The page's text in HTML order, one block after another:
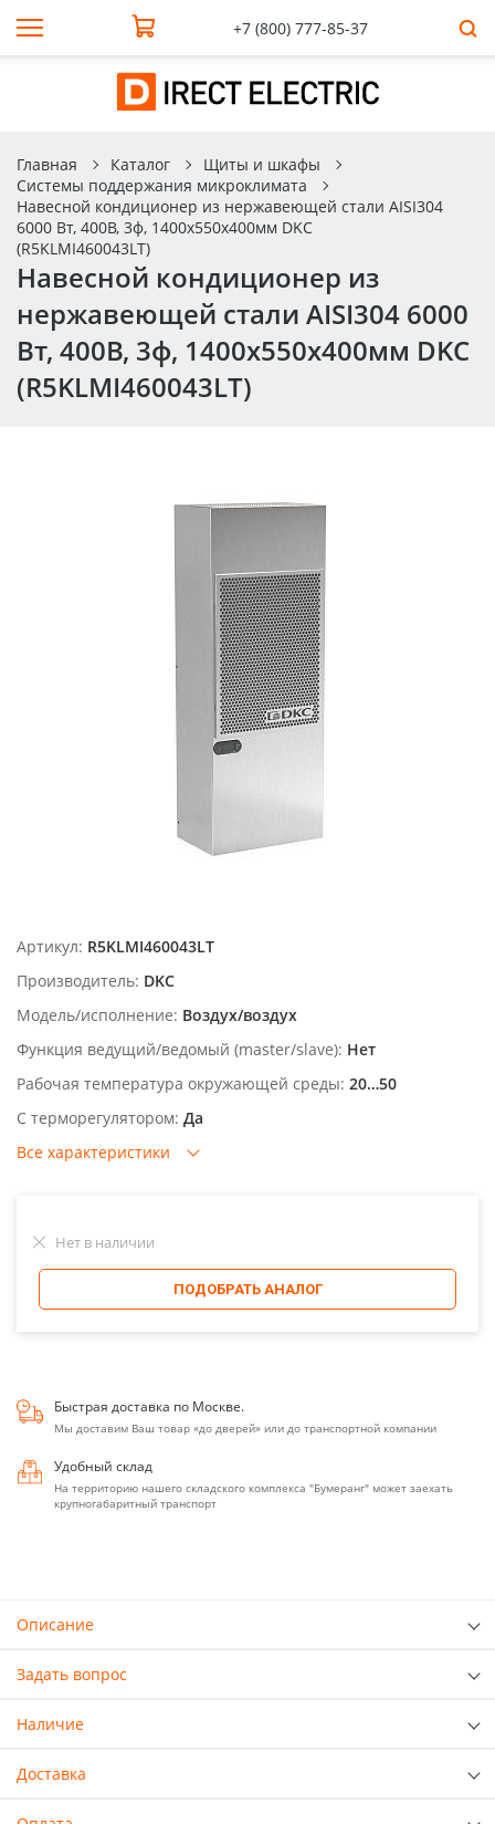
+7 (800) 777-85-37
Главная Каталог
Щиты и шкафы
Системы поддержания микроклимата
Навесной кондиционер из нержавеющей стали AISI304
6000 Вт, 400В, 3ф, 1400x550x400мм DKC
(R5KLMI460043LT)
Навесной кондиционер из
нержавеющей стали AISI304 6000
Вт, 400В, 3ф, 1400x550x400мм DKC
(R5KLMI460043LT)
Артикул: R5KLMI460043LT
Производитель: DKC
Модель/исполнение: Воздух/воздух
Функция ведущий/ведомый (master/slave): Нет
Рабочая температура окружающей среды: 20…50
С терморегулятором: Да
Все характеристики
Нет в наличии
ПОДОБРАТЬ АНАЛОГ
Быстрая доставка по Москве.
Мы доставим Ваш товар «до дверей» или до транспортной компании
Удобный склад
На территорию нашего складского комплекса "Бумеранг" может заехать
крупногабаритный транспорт
Описание
Задать вопрос
Наличие
Доставка